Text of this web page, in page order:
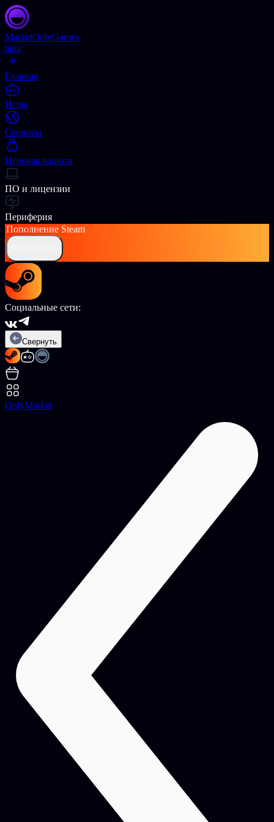
MarketOnlyGames
beta
Главная
Игры
Сервисы
Игровая валюта
ПО и лицензии
Периферия
Пополнение Steam
Социальные сети:
Свернуть
OnlyMarket